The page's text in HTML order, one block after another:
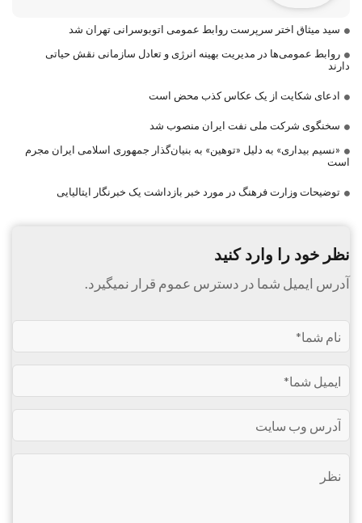
سید میثاق اختر سرپرست روابط عمومی اتوبوسرانی تهران شد
روابط عمومی‌ها در مدیریت بهینه انرژی و تعادل سازمانی نقش حیاتی
دارند
ادعای شکایت از یک عکاس کذب محض است
سخنگوی شرکت ملی نفت ایران منصوب شد
«نسیم بیداری» به دلیل «توهین» به بنیان‌گذار جمهوری اسلامی ایران مجرم
است
توضیحات وزارت فرهنگ در مورد خبر بازداشت یک خبرنگار ایتالیایی
نظر خود را وارد کنید
آدرس ایمیل شما در دسترس عموم قرار نمیگیرد.